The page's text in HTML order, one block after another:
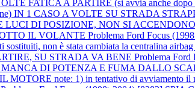
FATICA A PARTIRE (si avvia anche
IN 1 CASO A VOLTE SU STRADA
LUCI DI POSIZIONE, NON SI
IL VOLANTE Problema Ford Focus
non è stata cambiata la centralina
SU STRADA VA BENE Problema
MANCA DI POTENZA E FUMA DALLO
note: 1) in tentativo di avviamento il